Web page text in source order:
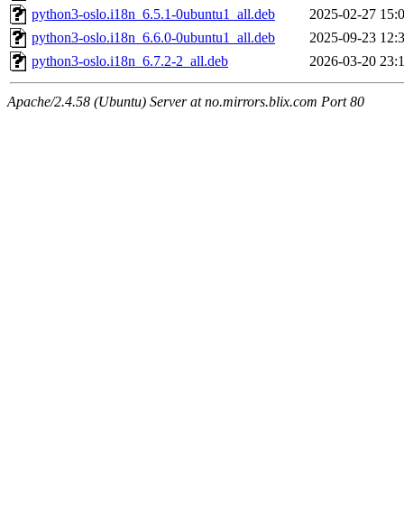
python3-oslo.i18n_6.5.1-0ubuntu1_all.deb
2025-02-27
python3-oslo.i18n_6.6.0-0ubuntu1_all.deb
2025-09-23
python3-oslo.i18n_6.7.2-2_all.deb
2026-03-20
Apache/2.4.58 (Ubuntu) Server at no.mirrors.blix.com Port 80